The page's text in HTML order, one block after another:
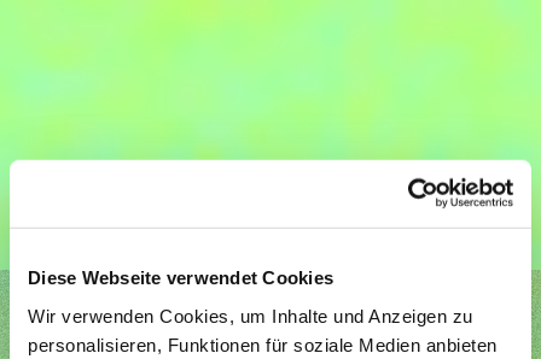
Diese Webseite verwendet Cookies
Wir verwenden Cookies, um Inhalte und Anzeigen zu
personalisieren, Funktionen für soziale Medien anbieten